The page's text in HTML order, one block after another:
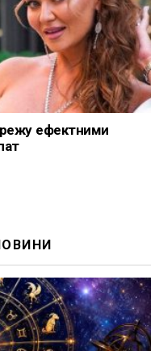
ефектними